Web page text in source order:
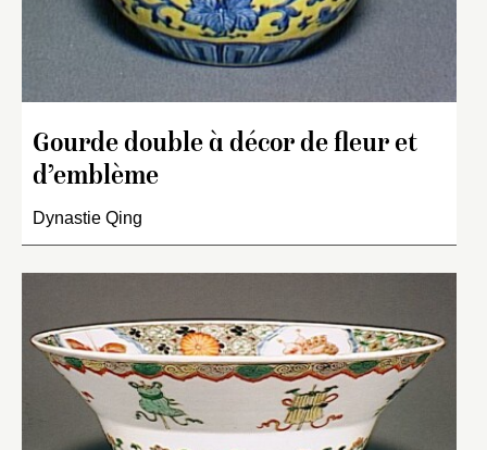
Gourde double à décor de fleur et
d’emblème
Dynastie Qing